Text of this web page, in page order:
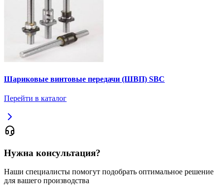
Шариковые винтовые передачи (ШВП) SBC
Перейти в каталог
Нужна консультация?
Наши специалисты помогут подобрать оптимальное решение
для вашего производства